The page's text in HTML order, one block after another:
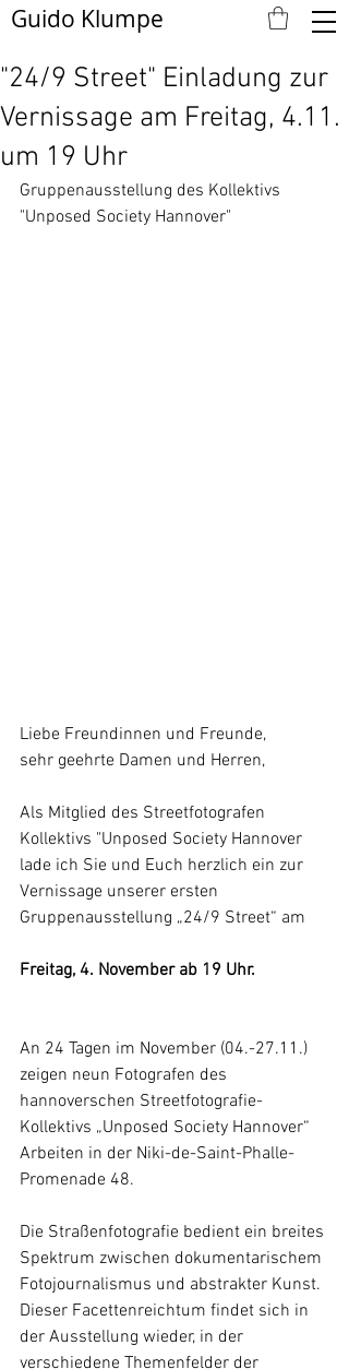
Guido Klumpe
"24/9 Street" Einladung zur
Vernissage am Freitag, 4.11.
um 19 Uhr
Gruppenausstellung des Kollektivs
"Unposed Society Hannover"
Liebe Freundinnen und Freunde,
sehr geehrte Damen und Herren,
Als Mitglied des Streetfotografen
Kollektivs "Unposed Society Hannover
lade ich Sie und Euch herzlich ein zur
Vernissage unserer ersten
Gruppenausstellung „24/9 Street“ am
Freitag, 4. November ab 19 Uhr.
An 24 Tagen im November (04.-27.11.)
zeigen neun Fotografen des
hannoverschen Streetfotografie-
Kollektivs „Unposed Society Hannover“
Arbeiten in der Niki-de-Saint-Phalle-
Promenade 48.
Die Straßenfotografie bedient ein breites
Spektrum zwischen dokumentarischem
Fotojournalismus und abstrakter Kunst.
Dieser Facettenreichtum findet sich in
der Ausstellung wieder, in der
verschiedene Themenfelder der